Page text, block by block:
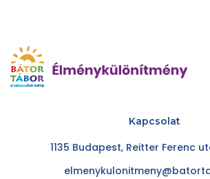
Kapcsolat
1135 Budapest, Reitter Ferenc